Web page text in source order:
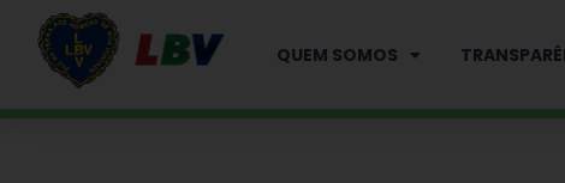
QUEM SOMOS